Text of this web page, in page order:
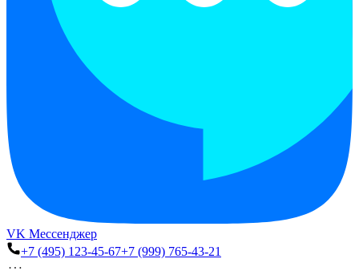
VK Мессенджер
+7 (495) 123-45-67+7 (999) 765-43-21